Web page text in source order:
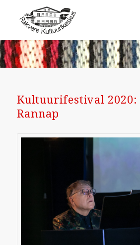
Kultuurifestival 2020:
Rannap